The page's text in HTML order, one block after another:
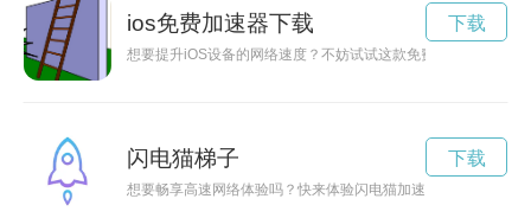
ios免费加速器下载
想要提升iOS设备的网络速度？不妨试试这款免费加速器永久
下载
闪电猫梯子
想要畅享高速网络体验吗？快来体验闪电猫加速器官方网站，
下载